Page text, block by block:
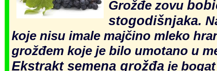
Grožđe zovu
stogodišnjaka.
koje nisu imale majčino mleko
grožđem koje je bilo umotano u
Ekstrakt semena grožđa je